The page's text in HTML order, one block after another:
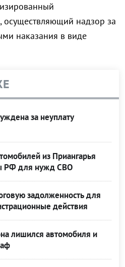
осуществляющий надзор за
наказания в виде
за неуплату
из Приангарья
РФ для нужд СВО
задолженность для
действия
лишился автомобиля и